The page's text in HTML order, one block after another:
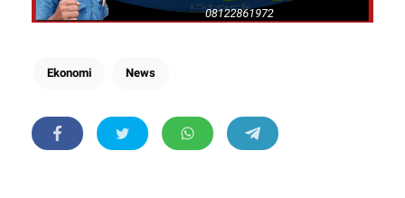
Ekonomi News